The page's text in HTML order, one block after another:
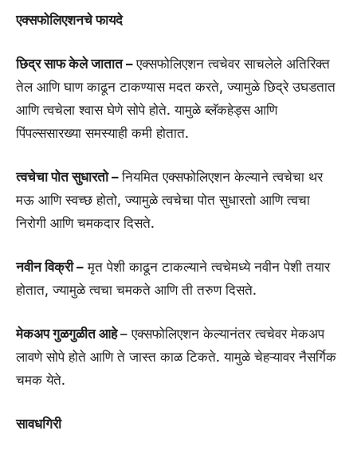
एक्सफोलिएशनचे फायदे
छिद्र साफ केले जातात –एक्सफोलिएशन त्वचेवर साचलेले अतिरिक्त
तेल आणि घाण काढून टाकण्यास मदत करते, ज्यामुळे छिद्रे उघडतात
आणि त्वचेला श्वास घेणे सोपे होते. यामुळे ब्लॅकहेड्स आणि
पिंपल्ससारख्या समस्याही कमी होतात.
त्वचेचा पोत सुधारतो –नियमित एक्सफोलिएशन केल्याने त्वचेचा थर
मऊ आणि स्वच्छ होतो, ज्यामुळे त्वचेचा पोत सुधारतो आणि त्वचा
निरोगी आणि चमकदार दिसते.
नवीन विक्री – मृत पेशी काढून टाकल्याने त्वचेमध्ये नवीन पेशी तयार
होतात, ज्यामुळे त्वचा चमकते आणि ती तरुण दिसते.
मेकअप गुळगुळीत आहे– एक्सफोलिएशन केल्यानंतर त्वचेवर मेकअप
लावणे सोपे होते आणि ते जास्त काळ टिकते. यामुळे चेहऱ्यावर नैसर्गिक
चमक येते.
सावधगिरी